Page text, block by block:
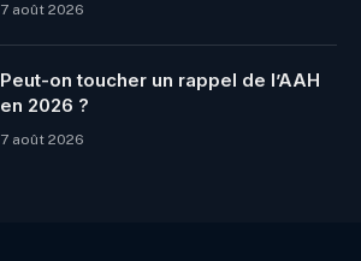
7 août 2026
Peut-on toucher un rappel de l’AAH
en 2026 ?
7 août 2026